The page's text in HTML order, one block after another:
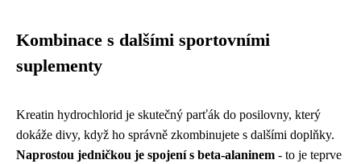
Kombinace s dalšími sportovními
suplementy
Kreatin hydrochlorid je skutečný parťák do posilovny, který
dokáže divy, když ho správně zkombinujete s dalšími doplňky.
Naprostou jedničkou je spojení s beta-alaninem - to je teprve